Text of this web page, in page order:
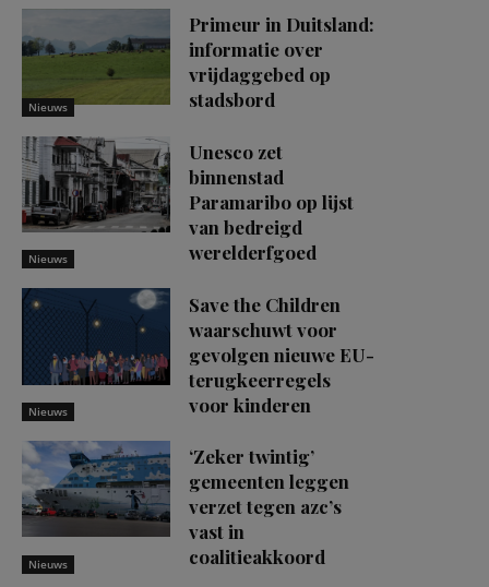
Nieuws
Primeur in Duitsland:
informatie over
vrijdaggebed op
stadsbord
Nieuws
Unesco zet
binnenstad
Paramaribo op lijst
van bedreigd
werelderfgoed
Nieuws
Save the Children
waarschuwt voor
gevolgen nieuwe EU-
terugkeerregels
voor kinderen
Nieuws
‘Zeker twintig’
gemeenten leggen
verzet tegen azc’s
vast in
coalitieakkoord